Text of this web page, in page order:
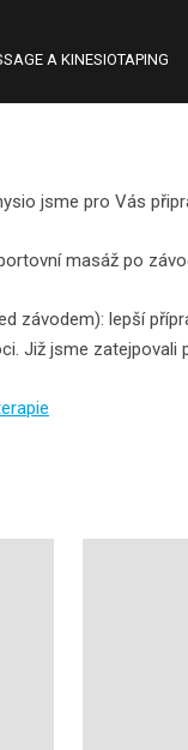
A KINESIOTAPING
jsme pro Vás
masáž po
závodem): lepší
Již jsme zatejpovali